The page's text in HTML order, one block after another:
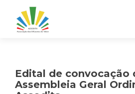
Edital de convocação
Assembleia Geral